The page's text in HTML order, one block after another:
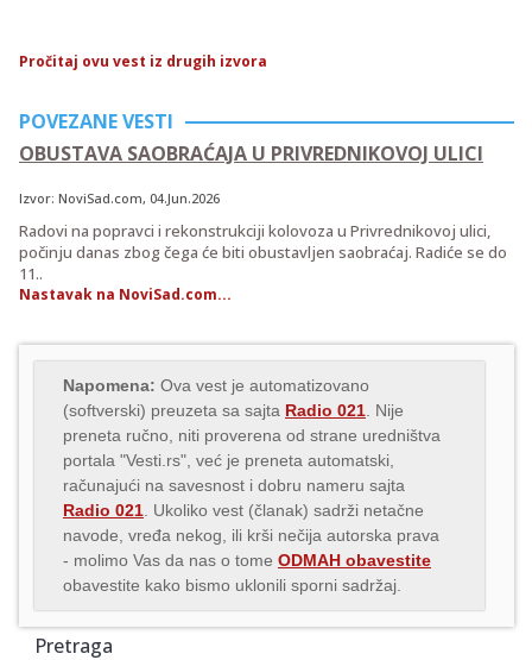
Pročitaj ovu vest iz drugih izvora
POVEZANE VESTI
OBUSTAVA SAOBRAĆAJA U PRIVREDNIKOVOJ ULICI
Izvor: NoviSad.com, 04.Jun.2026
Radovi na popravci i rekonstrukciji kolovoza u Privrednikovoj ulici,
počinju danas zbog čega će biti obustavljen saobraćaj. Radiće se do
11..
Nastavak na NoviSad.com...
Napomena: Ova vest je automatizovano
(softverski) preuzeta sa sajta Radio 021 . Nije
preneta ručno, niti proverena od strane uredništva
portala "Vesti.rs", već je preneta automatski,
računajući na savesnost i dobru nameru sajta
Radio 021 . Ukoliko vest (članak) sadrži netačne
navode, vređa nekog, ili krši nečija autorska prava
- molimo Vas da nas o tome ODMAH obavestite
obavestite kako bismo uklonili sporni sadržaj.
Pretraga